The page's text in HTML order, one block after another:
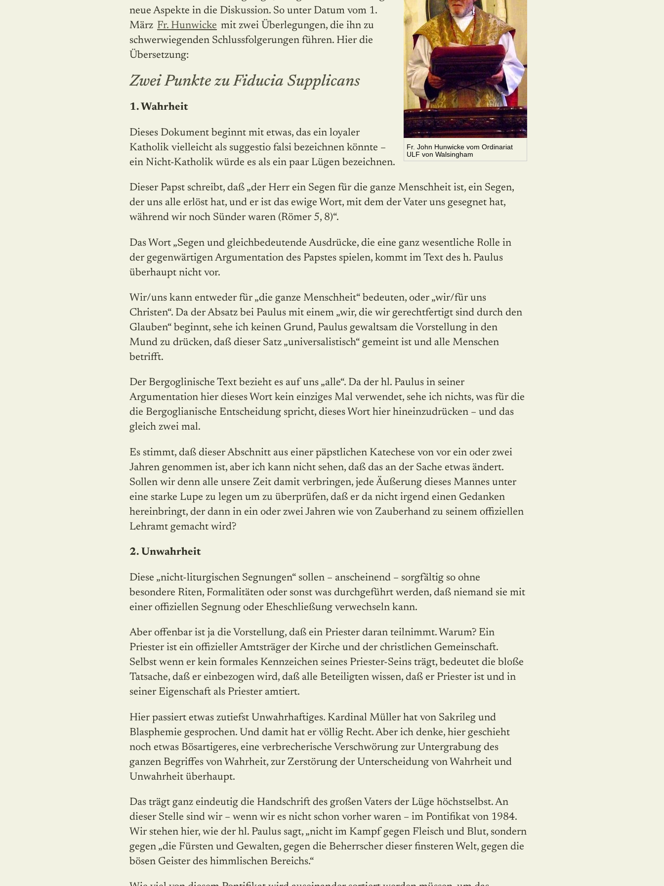
Fr. John Hunwicke vom Ordinariat
ULF von Walsingham
neue Aspekte in die Diskussion. So unter Datum vom 1.
März Fr. Hunwicke mit zwei Überlegungen, die ihn zu
schwerwiegenden Schlussfolgerungen führen. Hier die
Übersetzung:
Zwei Punkte zu Fiducia Supplicans
1. Wahrheit
Dieses Dokument beginnt mit etwas, das ein loyaler
Katholik vielleicht als suggestio falsi bezeichnen könnte –
ein Nicht-Katholik würde es als ein paar Lügen bezeichnen.
Dieser Papst schreibt, daß „der Herr ein Segen für die ganze Menschheit ist, ein Segen,
der uns alle erlöst hat, und er ist das ewige Wort, mit dem der Vater uns gesegnet hat,
während wir noch Sünder waren (Römer 5, 8)“.
Das Wort „Segen und gleichbedeutende Ausdrücke, die eine ganz wesentliche Rolle in
der gegenwärtigen Argumentation des Papstes spielen, kommt im Text des h. Paulus
überhaupt nicht vor.
Wir/uns kann entweder für „die ganze Menschheit“ bedeuten, oder „wir/für uns
Christen“. Da der Absatz bei Paulus mit einem „wir, die wir gerechtfertigt sind durch den
Glauben“ beginnt, sehe ich keinen Grund, Paulus gewaltsam die Vorstellung in den
Mund zu drücken, daß dieser Satz „universalistisch“ gemeint ist und alle Menschen
betrifft.
Der Bergoglinische Text bezieht es auf uns „alle“. Da der hl. Paulus in seiner
Argumentation hier dieses Wort kein einziges Mal verwendet, sehe ich nichts, was für die
die Bergoglianische Entscheidung spricht, dieses Wort hier hineinzudrücken – und das
gleich zwei mal.
Es stimmt, daß dieser Abschnitt aus einer päpstlichen Katechese von vor ein oder zwei
Jahren genommen ist, aber ich kann nicht sehen, daß das an der Sache etwas ändert.
Sollen wir denn alle unsere Zeit damit verbringen, jede Äußerung dieses Mannes unter
eine starke Lupe zu legen um zu überprüfen, daß er da nicht irgend einen Gedanken
hereinbringt, der dann in ein oder zwei Jahren wie von Zauberhand zu seinem offiziellen
Lehramt gemacht wird?
2. Unwahrheit
Diese „nicht-liturgischen Segnungen“ sollen – anscheinend – sorgfältig so ohne
besondere Riten, Formalitäten oder sonst was durchgeführt werden, daß niemand sie mit
einer offiziellen Segnung oder Eheschließung verwechseln kann.
Aber offenbar ist ja die Vorstellung, daß ein Priester daran teilnimmt. Warum? Ein
Priester ist ein offizieller Amtsträger der Kirche und der christlichen Gemeinschaft.
Selbst wenn er kein formales Kennzeichen seines Priester-Seins trägt, bedeutet die bloße
Tatsache, daß er einbezogen wird, daß alle Beteiligten wissen, daß er Priester ist und in
seiner Eigenschaft als Priester amtiert.
Hier passiert etwas zutiefst Unwahrhaftiges. Kardinal Müller hat von Sakrileg und
Blasphemie gesprochen. Und damit hat er völlig Recht. Aber ich denke, hier geschieht
noch etwas Bösartigeres, eine verbrecherische Verschwörung zur Untergrabung des
ganzen Begriffes von Wahrheit, zur Zerstörung der Unterscheidung von Wahrheit und
Unwahrheit überhaupt.
Das trägt ganz eindeutig die Handschrift des großen Vaters der Lüge höchstselbst. An
dieser Stelle sind wir – wenn wir es nicht schon vorher waren – im Pontifikat von 1984.
Wir stehen hier, wie der hl. Paulus sagt, „nicht im Kampf gegen Fleisch und Blut, sondern
gegen „die Fürsten und Gewalten, gegen die Beherrscher dieser finsteren Welt, gegen die
bösen Geister des himmlischen Bereichs.“